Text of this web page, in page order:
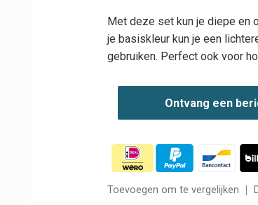
Met deze set kun je diepe en
je basiskleur kun je een
gebruiken. Perfect ook voor
Ontvang een
Toevoegen om te vergelijken